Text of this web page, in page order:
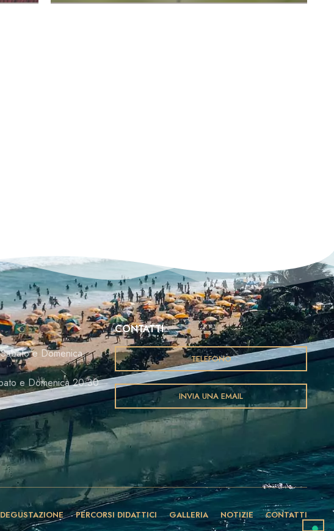
e Domenica
e Domenica 20:30
CONTATTI
TELEFONO
INVIA UNA EMAIL
DEGUSTAZIONE PERCORSI DIDATTICI GALLERIA NOTIZIE CONTATTI